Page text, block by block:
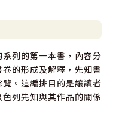
列的第一本書，內容分
的形成及解釋，先知書
。這編排目的是讓讀者
列先知與其作品的關係